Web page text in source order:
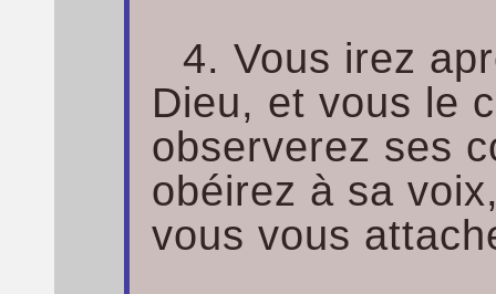
4. Vous irez
Dieu, et vous le
observerez ses
obéirez à sa
vous vous